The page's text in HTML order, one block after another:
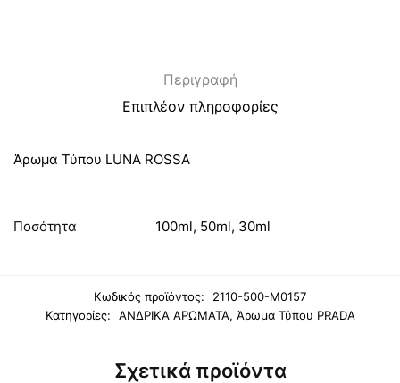
Περιγραφή
Επιπλέον πληροφορίες
Άρωμα Τύπου LUNA ROSSA
Ποσότητα 100ml, 50ml, 30ml
Κωδικός προϊόντος:
2110-500-M0157
Κατηγορίες:
ΑΝΔΡΙΚΑ ΑΡΩΜΑΤΑ, Άρωμα Τύπου PRADA
Σχετικά προϊόντα